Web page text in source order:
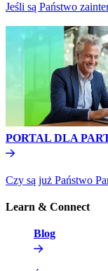
Jeśli są Państwo
PORTAL DLA
Czy są już Państwo
Learn & Connect​​
Blog​​